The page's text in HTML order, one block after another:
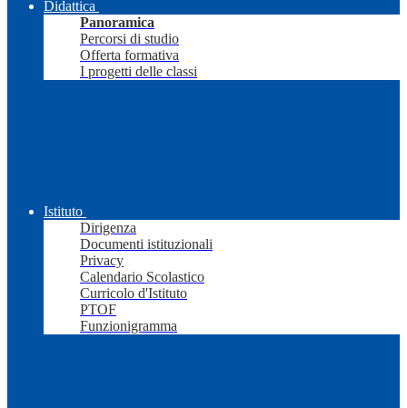
Didattica
Panoramica
Percorsi di studio
Offerta formativa
I progetti delle classi
Istituto
Dirigenza
Documenti istituzionali
Privacy
Calendario Scolastico
Curricolo d'Istituto
PTOF
Funzionigramma